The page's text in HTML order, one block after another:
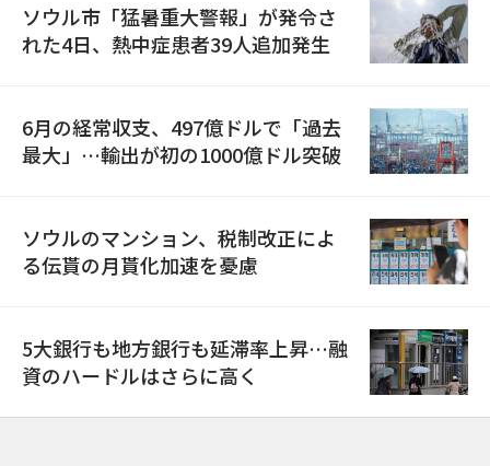
ソウル市「猛暑重大警報」が発令さ
れた4日、熱中症患者39人追加発生
6月の経常収支、497億ドルで「過去
最大」…輸出が初の1000億ドル突破
ソウルのマンション、税制改正によ
る伝貰の月貰化加速を憂慮
5大銀行も地方銀行も延滞率上昇…融
資のハードルはさらに高く